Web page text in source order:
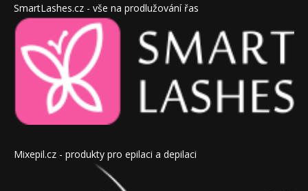
SmartLashes.cz - vše na prodlužování řas
Mixepil.cz - produkty pro epilaci a depilaci